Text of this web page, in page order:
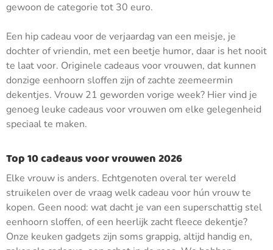
gewoon de categorie tot 30 euro.
Een hip cadeau voor de verjaardag van een meisje, je
dochter of vriendin, met een beetje humor, daar is het nooit
te laat voor. Originele cadeaus voor vrouwen, dat kunnen
donzige eenhoorn sloffen zijn of zachte zeemeermin
dekentjes. Vrouw 21 geworden vorige week? Hier vind je
genoeg leuke cadeaus voor vrouwen om elke gelegenheid
speciaal te maken.
Top 10 cadeaus voor vrouwen 2026
Elke vrouw is anders. Echtgenoten overal ter wereld
struikelen over de vraag welk cadeau voor hún vrouw te
kopen. Geen nood: wat dacht je van een superschattig stel
eenhoorn sloffen, of een heerlijk zacht fleece dekentje?
Onze keuken gadgets zijn soms grappig, altijd handig en,